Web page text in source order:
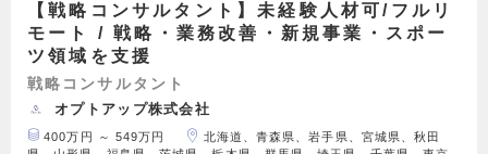
【戦略コンサルタント】未経験人材可/フルリ
モート / 戦略・業務改善・新規事業・スポー
ツ領域を支援
戦略コンサルタント
オプトアップ株式会社
400万円 ～ 549万円
北海道、青森県、岩手県、宮城県、秋田